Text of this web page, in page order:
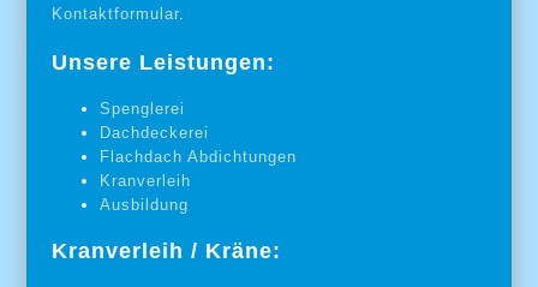
Kontaktformular.
Unsere Leistungen:
Spenglerei
Dachdeckerei
Flachdach Abdichtungen
Kranverleih
Ausbildung
Kranverleih / Kräne: